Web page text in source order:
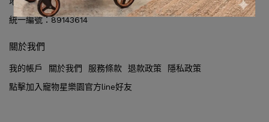
統一編號：89143614
關於我們
我的帳戶 關於我們 服務條款 退款政策
隱私政策
點擊加入寵物星樂園官方line好友